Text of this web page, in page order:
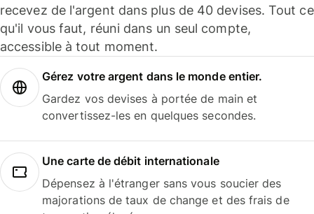
recevez de l'argent dans plus de 40 devises. Tout ce
qu'il vous faut, réuni dans un seul compte,
accessible à tout moment.
Gérez votre argent dans le monde entier.
Gardez vos devises à portée de main et
convertissez-les en quelques secondes.
Une carte de débit internationale
Dépensez à l'étranger sans vous soucier des
majorations de taux de change et des frais de